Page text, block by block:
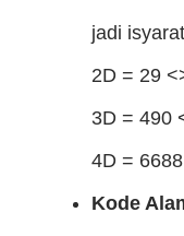
jadi
2D = 29
3D = 490
4D =
Kode